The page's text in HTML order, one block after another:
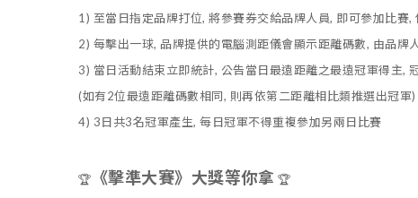
1) 至當日指定品牌打位, 將參賽券交給品牌人員, 即可參加比賽
2) 每擊出一球, 品牌提供的電腦測距儀會顯示距離碼數, 由品
3) 當日活動結束立即統計, 公告當日最遠距離之最遠冠軍得主,
(如有2位最遠距離碼數相同, 則再依第二距離相比類推選出冠軍)
4) 3日共3名冠軍產生, 每日冠軍不得重複參加另兩日比賽
🏆 《擊準大賽》大獎等你拿 🏆